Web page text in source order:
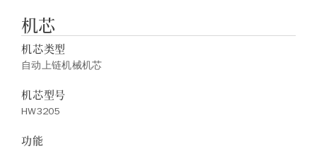
机芯
机芯类型
自动上链机械机芯
机芯型号
HW3205
功能